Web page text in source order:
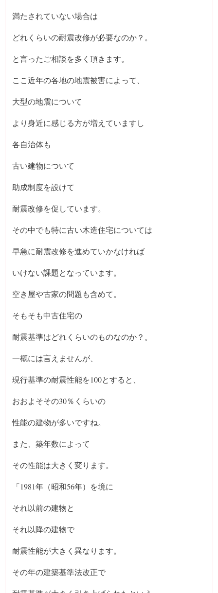
満たされていない場合は
どれくらいの耐震改修が必要なのか？。
と言ったご相談を多く頂きます。
ここ近年の各地の地震被害によって、
大型の地震について
より身近に感じる方が増えていますし
各自治体も
古い建物について
助成制度を設けて
耐震改修を促しています。
その中でも特に古い木造住宅については
早急に耐震改修を進めていかなければ
いけない課題となっています。
空き屋や古家の問題も含めて。
そもそも中古住宅の
耐震基準はどれくらいのものなのか？。
一概には言えませんが、
現行基準の耐震性能を100とすると、
おおよそその30％くらいの
性能の建物が多いですね。
また、築年数によって
その性能は大きく変ります。
「1981年（昭和56年）を境に
それ以前の建物と
それ以降の建物で
耐震性能が大きく異なります。
その年の建築基準法改正で